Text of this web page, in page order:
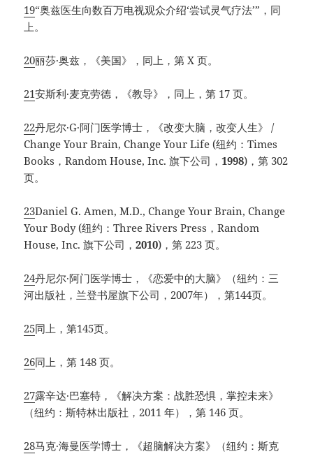
19“奥兹医生向数百万电视观众介绍‘尝试灵气疗法’”，同
上。
20丽莎·奥兹，《美国》，同上，第 X 页。
21安斯利·麦克劳德，《教导》，同上，第 17 页。
22丹尼尔·G·阿门医学博士，《改变大脑，改变人生》 /
Change Your Brain, Change Your Life (纽约：Times
Books，Random House, Inc. 旗下公司，1998)，第 302
页。
23Daniel G. Amen, M.D., Change Your Brain, Change
Your Body (纽约：Three Rivers Press，Random
House, Inc. 旗下公司，2010)，第 223 页。
24丹尼尔·阿门医学博士，《恋爱中的大脑》（纽约：三
河出版社，兰登书屋旗下公司，2007年），第144页。
25同上，第145页。
26同上，第 148 页。
27露辛达·巴塞特，《解决方案：战胜恐惧，掌控未来》
（纽约：斯特林出版社，2011 年），第 146 页。
28马克·海曼医学博士，《超脑解决方案》（纽约：斯克